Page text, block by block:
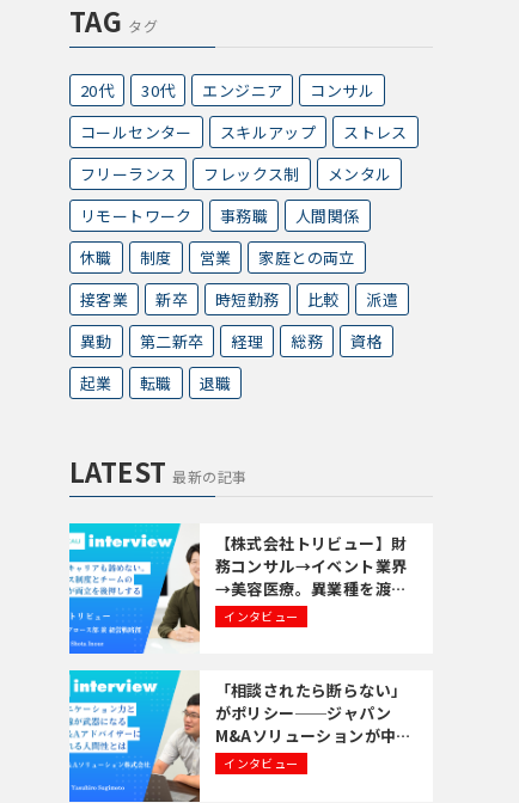
TAG タグ
20代 30代 エンジニア
コンサル
コールセンター
スキルアップ
ストレス
フリーランス
フレックス制
メンタル
リモートワーク
事務職
人間関係
休職
制度 営業
家庭との両立
接客業
新卒 時短勤務 比較
派遣
異動
第二新卒 経理 総務
資格
起業
転職 退職
LATEST 最新の記事
【株式会社トリビュー】財
務コンサル→イベント業界
→美容医療。異業種を渡り
歩いた井上翔太さんが語
る、「経験を活かす転職」
インタビュー
「相談されたら断らない」
がポリシー──ジャパン
M&Aソリューションが中小
企業の事業承継に全力で向
き合う理由
インタビュー